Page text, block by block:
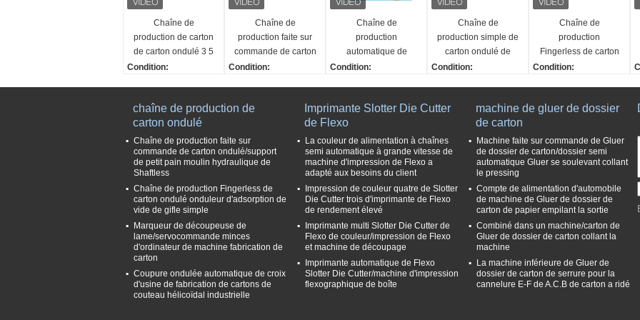
Chaîne de
production de carton
de carton ondulé 3 5
divers type de
Condition:
e a fourni:
Ingénieurs disponibles
pour entretenir des mac
hines à l'étranger
Fonction:
on faisant l'usine
Garantie:
Un an
Chaîne de
production faite sur
commande de carton
ondulé/support de
Condition:
e a fourni:
Ingénieurs disponibles
pour entretenir des mac
hines à l'étranger
Fonction:
in de papier pour la cha
îne de production de ca
rton ondulé
Garantie:
Un an
Chaîne de
production
automatique de
carton de pince
de fin de papier
Condition:
e a fourni:
Ingénieurs disponibles
pour entretenir des mac
hines à l'étranger
Fonction:
mité de papier
Garantie:
Un an
Chaîne de
production simple de
carton ondulé de
préchauffeur papier
Condition:
urni:
Ingénieurs disponibles
pour entretenir des mac
hines à l'étranger
Fonction:
uffage de papier moyen
Un an
Chaîne de
production
Fingerless de carton
ondulé onduleur
Condition:
e a fourni:
pour entretenir des mac
hines à l'étranger
Fonction:
gifle simple
Garantie:
Un an
chaîne de production de
carton ondulé
Chaîne de production faite sur
commande de carton ondulé/support
de petit pain moulin hydraulique de
Shaftless
Chaîne de production Fingerless de
carton ondulé onduleur d'adsorption de
vide de gifle simple
Marqueur de découpeuse de
lame/servocommande minces
d'ordinateur de machine fabrication de
carton
Coupure ondulée automatique de croix
d'usine de fabrication de cartons de
couteau hélicoïdal industrielle
Imprimante Slotter Die Cutter
de Flexo
La couleur de alimentation à chaînes
semi automatique à grande vitesse de
machine d'impression de Flexo a
adapté aux besoins du client
Impression de couleur quatre de Slotter
Die Cutter trois d'imprimante de Flexo
de rendement élevé
Imprimante multi Slotter Die Cutter de
Flexo de couleur/impression de Flexo
et machine de découpage
Imprimante automatique de Flexo
Slotter Die Cutter/machine d'impression
flexographique de boîte
machine de gluer de dossier
de carton
Machine faite sur commande de Gluer
de dossier de carton/dossier semi
automatique Gluer se soulevant collant
le pressing
Compte de alimentation d'automobile
de machine de Gluer de dossier de
carton de papier empilant la sortie
Combiné dans un machine/carton de
Gluer de dossier de carton collant la
machine
La machine inférieure de Gluer de
dossier de carton de serrure pour la
cannelure E-F de A.C.B de carton a ridé